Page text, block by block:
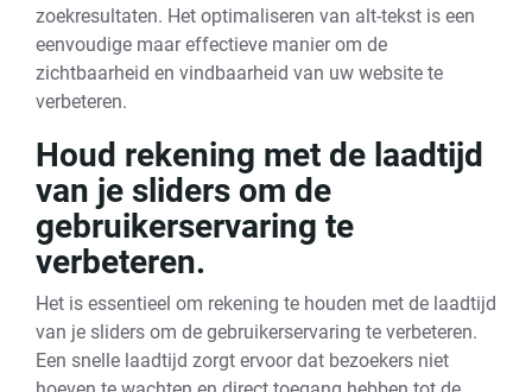
zoekresultaten. Het optimaliseren van alt-tekst is een
eenvoudige maar effectieve manier om de
zichtbaarheid en vindbaarheid van uw website te
verbeteren.
Houd rekening met de laadtijd
van je sliders om de
gebruikerservaring te
verbeteren.
Het is essentieel om rekening te houden met de laadtijd
van je sliders om de gebruikerservaring te verbeteren.
Een snelle laadtijd zorgt ervoor dat bezoekers niet